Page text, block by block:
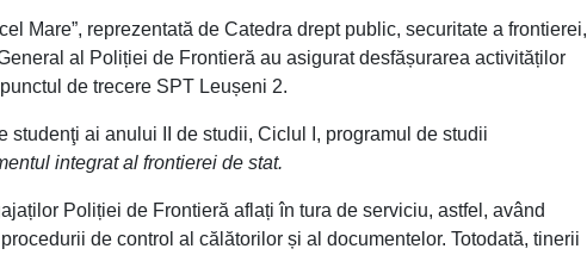
Mare”, reprezentată de Catedra drept public, securitate a frontierei,
al Poliției de Frontieră au asigurat desfășurarea activităților
de trecere SPT Leușeni 2.
studenţi ai anului II de studii, Ciclul I, programul de studii
integrat al frontierei de stat.
Poliției de Frontieră aflați în tura de serviciu, astfel, având
de control al călătorilor și al documentelor. Totodată, tinerii